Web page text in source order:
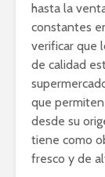
hasta la
constantes
verificar que
de calidad
que
desde su
tiene como
fresco y de